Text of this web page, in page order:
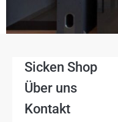
Sicken Shop
Über uns
Kontakt